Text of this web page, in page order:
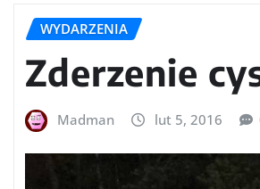
WYDARZENIA
Zderzenie
Madman lut 5, 2016